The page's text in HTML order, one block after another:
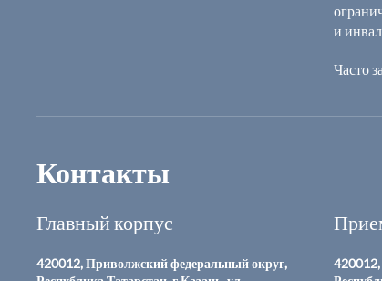
и
Часто
Контакты
Главный корпус
420012, Приволжский федеральный округ,